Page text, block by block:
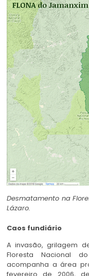
Desmatamento na
Lázaro.
Caos fundiário
A invasão, grilagem
Floresta Nacional
acompanha a área